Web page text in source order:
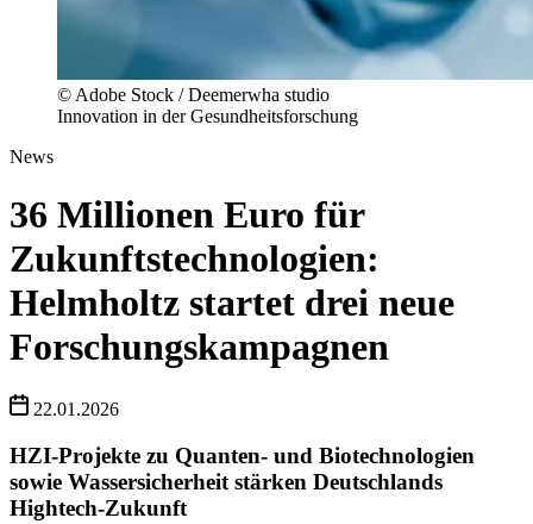
© Adobe Stock / Deemerwha studio
Innovation in der Gesundheitsforschung
News
36 Millionen Euro für
Zukunftstechnologien:
Helmholtz startet drei neue
Forschungskampagnen
22.01.2026
HZI-Projekte zu Quanten- und Biotechnologien
sowie Wassersicherheit stärken Deutschlands
Hightech-Zukunft